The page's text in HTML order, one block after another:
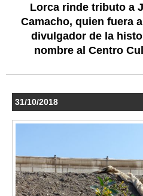
Lorca rinde tributo a
Camacho, quien fuera
divulgador de la
nombre al Centro
31/10/2018